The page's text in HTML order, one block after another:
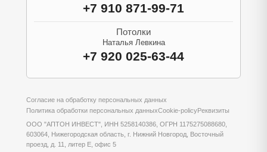
+7 910 871-99-71
Потолки
Наталья Левкина
+7 920 025-63-44
Согласие на обработку персональных данных
Политика обработки персональных данныхCookie-policyРеквизиты
ООО "АПТОН ИНВЕСТ", ИНН 5258140386, ОГРН 1175275088680,
603064, Нижегородская область, г. Нижний Новгород, Восточный
проезд, д. 11, литер Е, офис 5